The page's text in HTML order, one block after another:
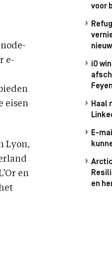
e-
eisen
Lyon,
en
voor
iO
Haal
E-
en